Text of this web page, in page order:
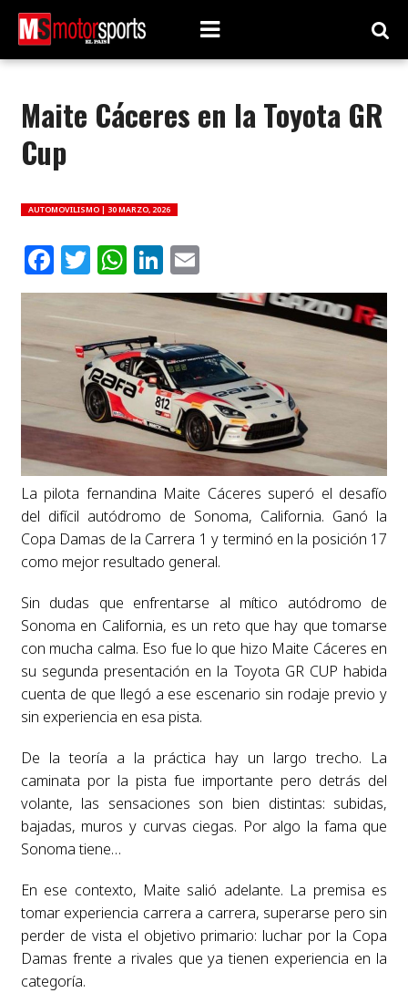
Maite Cáceres en la Toyota GR
Cup
AUTOMOVILISMO | 30 MARZO, 2026
Facebook
Twitter
WhatsApp
LinkedIn
Email
La pilota fernandina Maite Cáceres superó el desafío
del difícil autódromo de Sonoma, California. Ganó la
Copa Damas de la Carrera 1 y terminó en la posición 17
como mejor resultado general.
Sin dudas que enfrentarse al mítico autódromo de
Sonoma en California, es un reto que hay que tomarse
con mucha calma. Eso fue lo que hizo Maite Cáceres en
su segunda presentación en la Toyota GR CUP habida
cuenta de que llegó a ese escenario sin rodaje previo y
sin experiencia en esa pista.
De la teoría a la práctica hay un largo trecho. La
caminata por la pista fue importante pero detrás del
volante, las sensaciones son bien distintas: subidas,
bajadas, muros y curvas ciegas. Por algo la fama que
Sonoma tiene…
En ese contexto, Maite salió adelante. La premisa es
tomar experiencia carrera a carrera, superarse pero sin
perder de vista el objetivo primario: luchar por la Copa
Damas frente a rivales que ya tienen experiencia en la
categoría.